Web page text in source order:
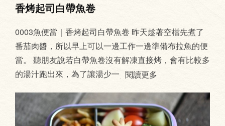
香烤起司白帶魚卷
0003魚便當｜香烤起司白帶魚卷 昨天趁著空檔先煮了
番茄肉醬，所以早上可以一邊工作一邊準備布拉魚的便
當。 聽朋友說若白帶魚卷沒有解凍直接烤，會有比較多
的湯汁跑出來，為了讓湯少一 閱讀更多